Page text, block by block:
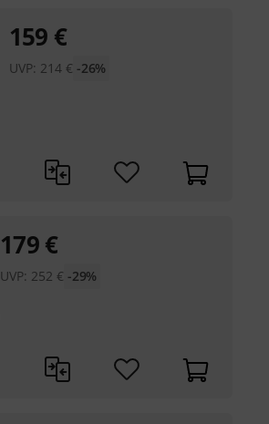
159 €
UVP: 214 € -26%
179€
UVP: 252 € -29%